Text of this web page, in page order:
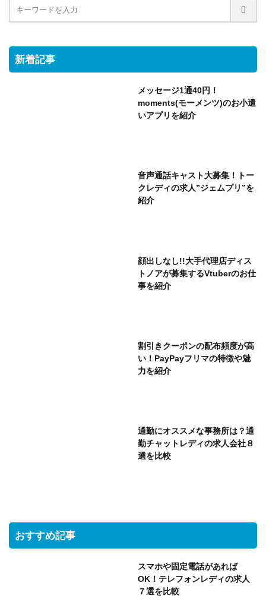
新着記事
メッセージ1通40円！
moments(モーメンツ)のお小遣
いアプリを紹介
音声通話キャスト大募集！トー
クレディの求人”ジェムプリ”を
紹介
顔出しなし!!大手代理店ディス
トノアが募集するVtuberのお仕
事を紹介
割引きクーポンの配布頻度が高
い！PayPayフリマの特徴や魅
力を紹介
通勤にオススメな事務所は？通
勤チャットレディの求人会社８
選を比較
おすすめ記事
スマホや固定電話があれば
OK！テレフォンレディの求人
７選を比較